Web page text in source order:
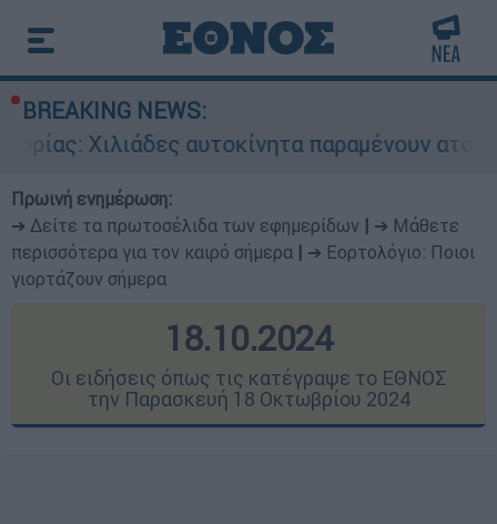
BREAKING NEWS:
αυτοκίνητα παραμένουν αταξινόμητα - Λύση
Πρωινή ενημέρωση:
➔ Δείτε τα πρωτοσέλιδα των εφημερίδων
➔ Μάθετε
περισσότερα για τον καιρό σήμερα
➔ Εορτολόγιο: Ποιοι
γιορτάζουν σήμερα
18.10.2024
Οι ειδήσεις όπως τις κατέγραψε το ΕΘΝΟΣ
την Παρασκευή 18 Οκτωβρίου 2024